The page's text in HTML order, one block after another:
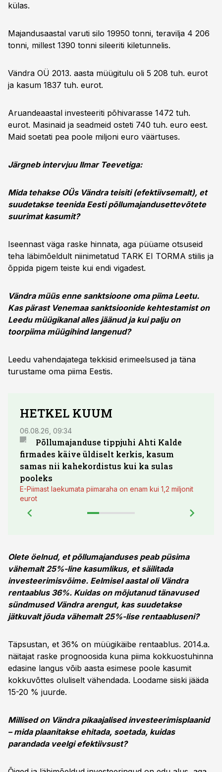
külas.
Majandusaastal varuti silo 19950 tonni, teravilja 4 206
tonni, millest 1390 tonni sileeriti kiletunnelis.
Vändra OÜ 2013. aasta müügitulu oli 5 208 tuh. eurot
ja kasum 1837 tuh. eurot.
Aruandeaastal investeeriti põhivarasse 1472 tuh.
eurot. Masinaid ja seadmeid osteti 740 tuh. euro eest.
Maid soetati pea poole miljoni euro väärtuses.
Järgneb intervjuu Ilmar Teevetiga:
Mida tehakse OÜs Vändra teisiti (efektiivsemalt), et
suudetakse teenida Eesti põllumajandusettevõtete
suurimat kasumit?
Iseennast väga raske hinnata, aga püüame otsuseid
teha läbimõeldult niinimetatud TARK EI TORMA stiilis ja
õppida pigem teiste kui endi vigadest.
Vändra müüs enne sanktsioone oma piima Leetu.
Kas pärast Venemaa sanktsioonide kehtestamist on
Leedu müügikanal alles jäänud ja kui palju on
toorpiima müügihind langenud?
Leedu vahendajatega tekkisid erimeelsused ja täna
turustame oma piima Eestis.
HETKEL KUUM
06.08.26, 09:34
Põllumajanduse tippjuhi Ahti Kalde
firmades käive üldiselt kerkis, kasum
samas nii kahekordistus kui ka sulas
pooleks
E-Piimast laekumata piimaraha on enam kui 1,2 miljonit
eurot
Olete öelnud, et põllumajanduses peab püsima
vähemalt 25%-line kasumlikus, et säilitada
investeerimisvõime. Eelmisel aastal oli Vändra
rentaablus 36%. Kuidas on mõjutanud tänavused
sündmused Vändra arengut, kas suudetakse
jätkuvalt jõuda vähemalt 25%-lise rentaabluseni?
Täpsustan, et 36% on müügikäibe rentaablus. 2014.a.
näitajat raske prognoosida kuna piima kokkuostuhinna
edasine langus võib aasta esimese poole kasumit
kokkuvõttes oluliselt vähendada. Loodame siiski jääda
15-20 % juurde.
Millised on Vändra pikaajalised investeerimisplaanid
– mida plaanitakse ehitada, soetada, kuidas
parandada veelgi efektiivsust?